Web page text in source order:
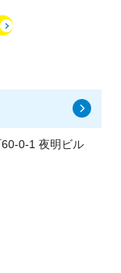
60-0-1 夜明ビル